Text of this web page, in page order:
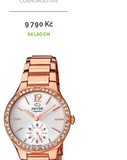
9 790 Kč
SKLADEM